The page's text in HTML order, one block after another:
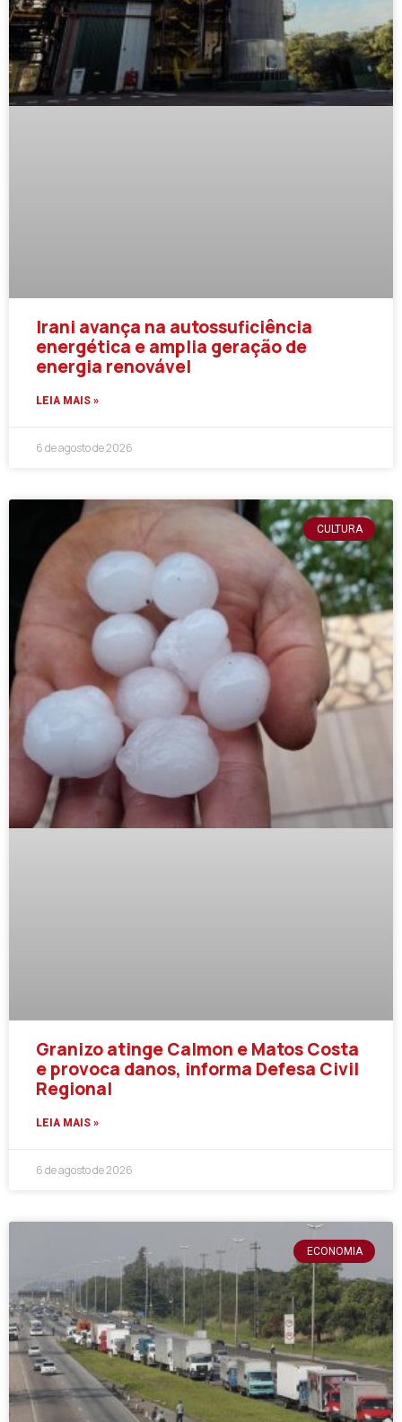
Irani avança na autossuficiência
energética e amplia geração de
energia renovável
LEIA MAIS »
6 de agosto de 2026
CULTURA
Granizo atinge Calmon e Matos Costa
e provoca danos, informa Defesa Civil
Regional
LEIA MAIS »
6 de agosto de 2026
ECONOMIA